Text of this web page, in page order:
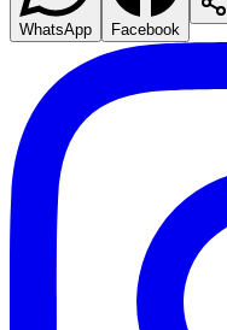
WhatsApp Facebook